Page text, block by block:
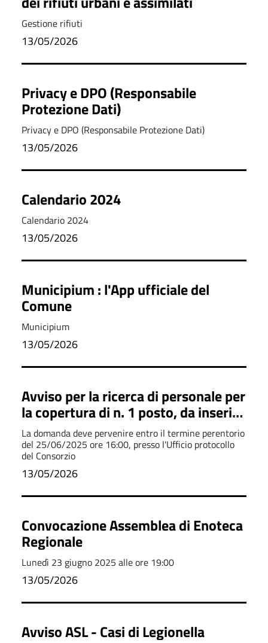
Gestione rifiuti
13/05/2026
Privacy e DPO (Responsabile
Protezione Dati)
Privacy e DPO (Responsabile Protezione Dati)
13/05/2026
Calendario 2024
Calendario 2024
13/05/2026
Municipium : l'App ufficiale del
Comune
Municipium
13/05/2026
Avviso per la ricerca di personale per
la copertura di n. 1 posto, da inserire
nelle attivita’ del servizio idrico
integrato per l’acquedotto del
Monferrato
La domanda deve pervenire entro il termine perentorio
del 25/06/2025 ore 16:00, presso l'Ufficio protocollo
del Consorzio
13/05/2026
Convocazione Assemblea di Enoteca
Regionale
Lunedì 23 giugno 2025 alle ore 19:00
13/05/2026
Avviso ASL - Casi di Legionella